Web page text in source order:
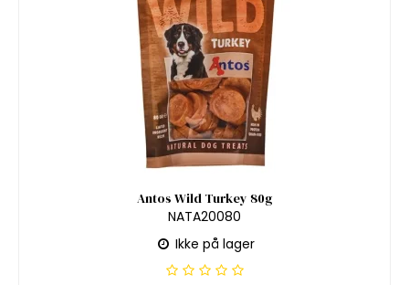
Antos Wild Turkey 80g
NATA20080
Ikke på lager